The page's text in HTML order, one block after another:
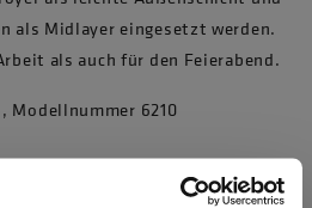
als Midlayer eingesetzt werden.
als auch für den Feierabend.
Modellnummer 6210